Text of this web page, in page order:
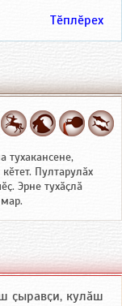
Тӗплӗрех
тухакансене,
Пултарулӑх
Эрне тухӑҫлӑ
ҫыравҫи, кулӑш